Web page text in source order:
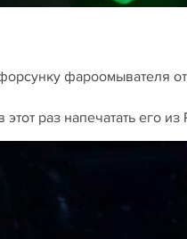
фароомывателя
раз напечатать его из